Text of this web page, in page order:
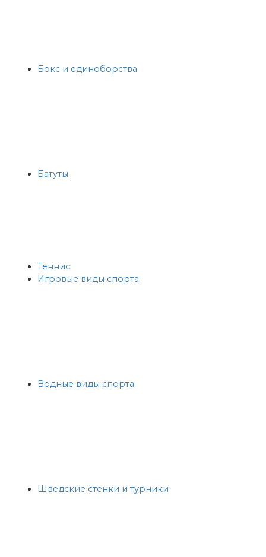
Бокс и единоборства
Батуты
Теннис
Игровые виды спорта
Водные виды спорта
Шведские стенки и турники